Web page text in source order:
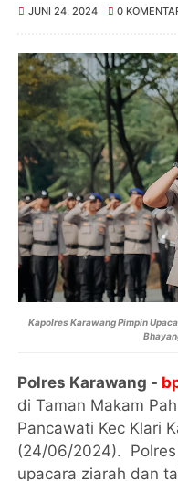
JUNI 24, 2024 0
Kapolres Karawang Pimpin
Polres Karawang -
di Taman Makam
Pancawati Kec Klari
(24/06/2024).
upacara ziarah dan